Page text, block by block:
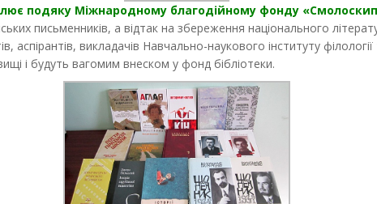
подяку Міжнародному благодійному фонду
письменників, а відтак на збереження національного
аспірантів, викладачів Навчально-наукового інституту
і будуть вагомим внеском у фонд бібліотеки.